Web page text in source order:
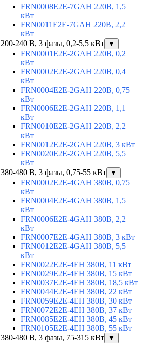
FRN0008E2E-7GAH 220В, 1,5
кВт
FRN0011E2E-7GAH 220В, 2,2
кВт
200-240 В, 3 фазы, 0,2-5,5 кВт
▼
FRN0001E2E-2GAH 220В, 0,2
кВт
FRN0002E2E-2GAH 220В, 0,4
кВт
FRN0004E2E-2GAH 220В, 0,75
кВт
FRN0006E2E-2GAH 220В, 1,1
кВт
FRN0010E2E-2GAH 220В, 2,2
кВт
FRN0012E2E-2GAH 220В, 3 кВт
FRN0020E2E-2GAH 220В, 5,5
кВт
380-480 В, 3 фазы, 0,75-55 кВт
▼
FRN0002E2E-4GAH 380В, 0,75
кВт
FRN0004E2E-4GAH 380В, 1,5
кВт
FRN0006E2E-4GAH 380В, 2,2
кВт
FRN0007E2E-4GAH 380В, 3 кВт
FRN0012E2E-4GAH 380В, 5,5
кВт
FRN0022E2E-4EH 380В, 11 кВт
FRN0029E2E-4EH 380В, 15 кВт
FRN0037E2E-4EH 380В, 18,5 кВт
FRN0044E2E-4EH 380В, 22 кВт
FRN0059E2E-4EH 380В, 30 кВт
FRN0072E2E-4EH 380В, 37 кВт
FRN0085E2E-4EH 380В, 45 кВт
FRN0105E2E-4EH 380В, 55 кВт
380-480 В, 3 фазы, 75-315 кВт
▼